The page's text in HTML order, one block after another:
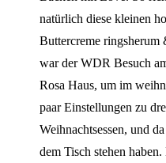
natürlich diese kleinen
Buttercreme ringsherum
war der WDR Besuch
Rosa Haus, um im
paar Einstellungen zu
Weihnachtsessen, und
dem Tisch stehen